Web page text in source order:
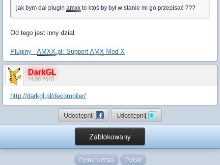
jak bym dał plugin amxx to ktoś by był w stanie mi go przepisać ???
Od tego jest inny dział.
Pluginy - AMXX.pl: Support AMX Mod X
DarkGL
14.08.2015
http://darkgl.pl/decompiler/
Udostępnij Udostępnij
Zablokowany
Pełna wersja Polski